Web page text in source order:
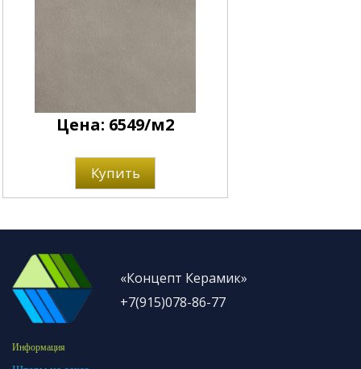
Цена: 6549/м2
Купить
«Концепт Керамик»
+7(915)078-86-77
Информация